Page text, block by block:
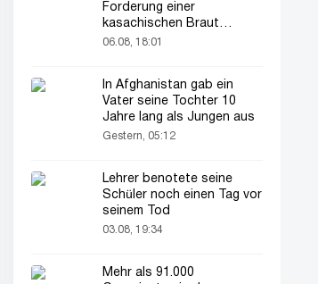
Forderung einer
kasachischen Braut
verblüfft alle
06.08, 18:01
In Afghanistan gab ein
Vater seine Tochter 10
Jahre lang als Jungen aus
Gestern, 05:12
Lehrer benotete seine
Schüler noch einen Tag vor
seinem Tod
03.08, 19:34
Mehr als 91.000